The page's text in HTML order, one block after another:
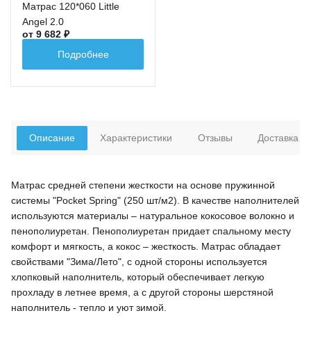
Матрас 120*060 Little
Angel 2.0
от 9 682 ₽
Подробнее
Описание
Матрас средней степени жесткости на основе пружинной
системы "Pocket Spring" (250 шт/м2). В качестве наполнителей
используются материалы – натуральное кокосовое волокно и
пенополиуретан. Пенополиуретан придает спальному месту
комфорт и мягкость, а кокос – жесткость. Матрас обладает
свойствами "Зима/Лето", с одной стороны используется
хлопковый наполнитель, который обеспечивает легкую
прохладу в летнее время, а с другой стороны шерстяной
наполнитель - тепло и уют зимой.
Характеристики Отзывы Доставка